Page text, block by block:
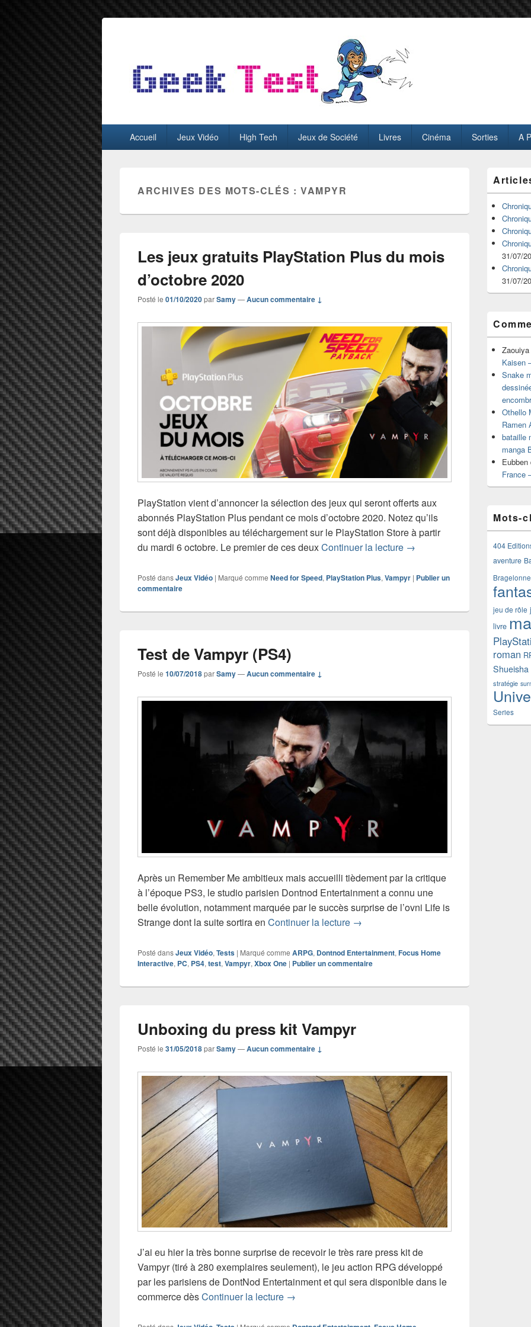
GeekTest
principalAccueil Jeux Vidéo High Tech Jeux de Société Livres Cinéma Sorties A
ARCHIVES DES MOTS-CLÉS :VAMPYR
Les jeux gratuits PlayStation Plus du mois
d’octobre 2020
Posté le 01/10/2020parSamy—Aucun commentaire ↓
PlayStation vient d’annoncer la sélection des jeux qui seront offerts aux
abonnés PlayStation Plus pendant ce mois d’octobre 2020. Notez qu’ils
sont déjà disponibles au téléchargement sur le PlayStation Store à partir
du mardi 6 octobre. Le premier de ces deuxContinuer la lecture Les jeux gratuits PlayStation
→
Posté dansJeux Vidéo | Marqué comme Need for Speed, PlayStation Plus, Vampyr | Publier un
commentaire
Test de Vampyr (PS4)
Posté le 10/07/2018parSamy—Aucun commentaire ↓
Après un Remember Me ambitieux mais accueilli tièdement par la critique
à l’époque PS3, le studio parisien Dontnod Entertainment a connu une
belle évolution, notamment marquée par le succès surprise de l’ovni Life is
Strange dont la suite sortira en Continuer la lecture Test de Vampyr (PS4)
→
Posté dansJeux Vidéo, Tests | Marqué comme ARPG, Dontnod Entertainment, Focus Home
Interactive, PC, PS4, test, Vampyr, Xbox One | Publier un commentaire
Unboxing du press kit Vampyr
Posté le 31/05/2018parSamy—Aucun commentaire ↓
J’ai eu hier la très bonne surprise de recevoir le très rare press kit de
Vampyr (tiré à 280 exemplaires seulement), le jeu action RPG développé
par les parisiens de DontNod Entertainment et qui sera disponible dans le
commerce dèsContinuer la lecture Unboxing du press kit Vampyr
→
principale
de
widget
pour
barre
latérale
31/07/
31/07/
Zaouiya
Kaisen
Snake
Othello
Ramen
bataille
manga
Eubben
France
Mots-
404
aventure
Bragelonne
jeu de rôle
livre
roman
Shueisha
stratégie
Series